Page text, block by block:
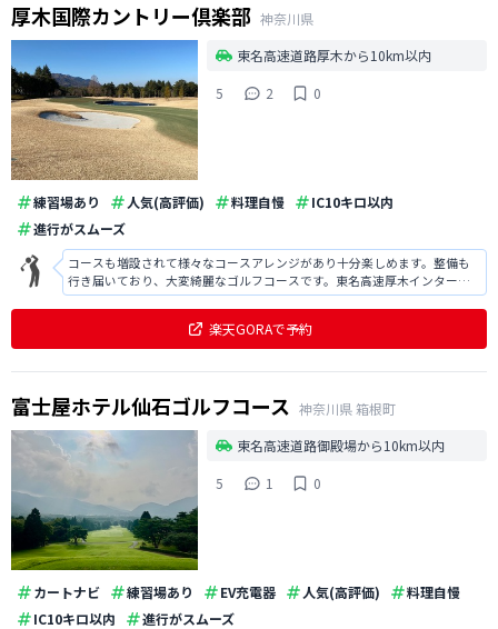
厚木国際カントリー倶楽部 神奈川県
東名高速道路厚木から10km以内
5
2 0
練習場あり 人気(高評価) 料理自慢
IC10キロ以内
進行がスムーズ
コースも増設されて様々なコースアレンジがあり十分楽しめます。整備も
行き届いており、大変綺麗なゴルフコースです。東名高速厚木インターか
ら15分という立地も便利です。
楽天GORAで予約
富士屋ホテル仙石ゴルフコース 神奈川県 箱根町
東名高速道路御殿場から10km以内
5
1 0
カートナビ 練習場あり EV充電器 人気(高評価)
料理自慢
IC10キロ以内
進行がスムーズ